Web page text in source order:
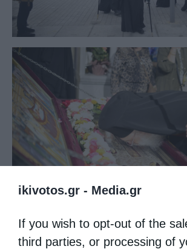
ikivotos.gr - Media.gr
If you wish to opt-out of the
third parties, or processing of